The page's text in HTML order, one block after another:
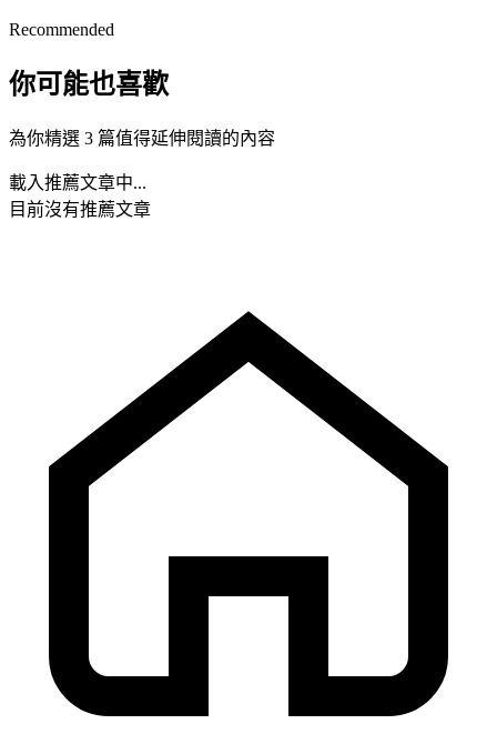
Recommended
你可能也喜歡
為你精選 3 篇值得延伸閱讀的內容
載入推薦文章中...
目前沒有推薦文章